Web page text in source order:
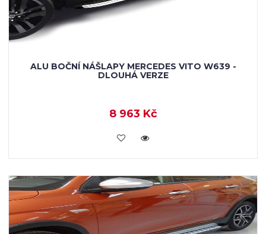
ALU BOČNÍ NÁŠLAPY MERCEDES VITO W639 -
DLOUHÁ VERZE
8 963 Kč
KOUPIT